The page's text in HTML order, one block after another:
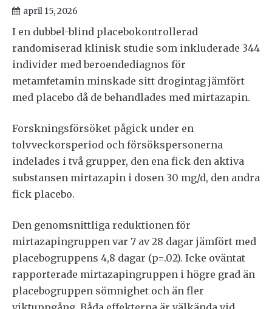
april 15, 2026
I en dubbel-blind placebokontrollerad
randomiserad klinisk studie som inkluderade 344
individer med beroendediagnos för
metamfetamin minskade sitt drogintag jämfört
med placebo då de behandlades med mirtazapin.
Forskningsförsöket pågick under en
tolvveckorsperiod och försökspersonerna
indelades i två grupper, den ena fick den aktiva
substansen mirtazapin i dosen 30 mg/d, den andra
fick placebo.
Den genomsnittliga reduktionen för
mirtazapingruppen var 7 av 28 dagar jämfört med
placebogruppens 4,8 dagar (p=.02). Icke oväntat
rapporterade mirtazapingruppen i högre grad än
placebogruppen sömnighet och än fler